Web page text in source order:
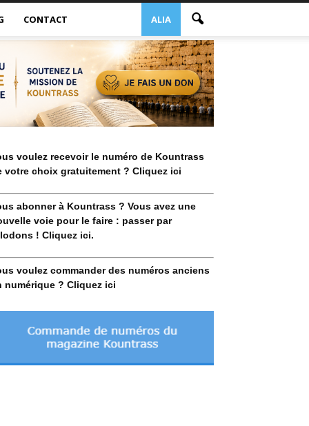
ALIA
CONTACT
voulez recevoir le numéro de Kountrass
votre choix gratuitement ? Cliquez ici
abonner à Kountrass ? Vous avez une
voie pour le faire : passer par
! Cliquez ici.
voulez commander des numéros anciens
numérique ? Cliquez ici